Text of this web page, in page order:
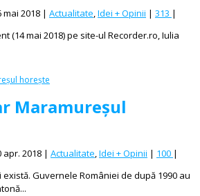
mai 2018 | Actualitate,Idei + Opinii | 313 |
(14 mai 2018) pe site-ul Recorder.ro, Iulia
Maramureșul
apr. 2018 | Actualitate,Idei + Opinii | 100 |
Guvernele României de după 1990 au